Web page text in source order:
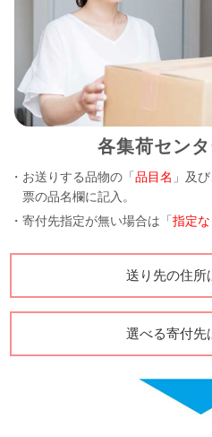
各集荷セン
・お送りする品物の「品目名 」及
票の品名欄に記入。
・寄付先指定が無い場合は「指定な
送り先の住所
選べる寄付先